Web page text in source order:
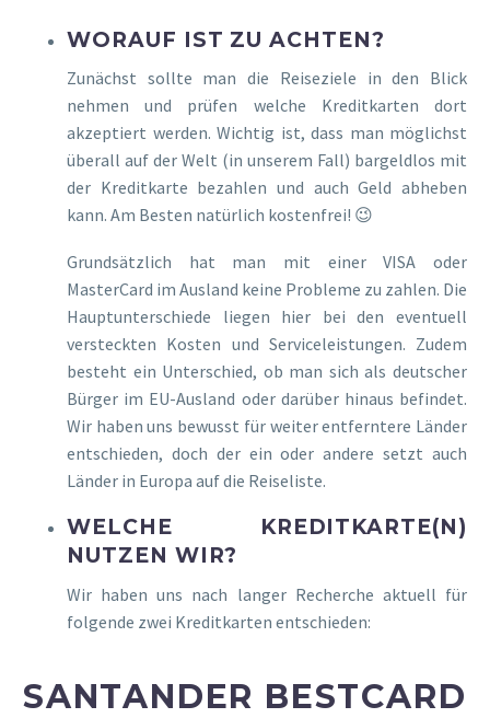
WORAUF IST ZU ACHTEN?
Zunächst sollte man die Reiseziele in den Blick
nehmen und prüfen welche Kreditkarten dort
akzeptiert werden. Wichtig ist, dass man möglichst
überall auf der Welt (in unserem Fall) bargeldlos mit
der Kreditkarte bezahlen und auch Geld abheben
kann. Am Besten natürlich kostenfrei! 😉
Grundsätzlich hat man mit einer VISA oder
MasterCard im Ausland keine Probleme zu zahlen. Die
Hauptunterschiede liegen hier bei den eventuell
versteckten Kosten und Serviceleistungen. Zudem
besteht ein Unterschied, ob man sich als deutscher
Bürger im EU-Ausland oder darüber hinaus befindet.
Wir haben uns bewusst für weiter entferntere Länder
entschieden, doch der ein oder andere setzt auch
Länder in Europa auf die Reiseliste.
WELCHE KREDITKARTE(N)
NUTZEN WIR?
Wir haben uns nach langer Recherche aktuell für
folgende zwei Kreditkarten entschieden:
SANTANDER BESTCARD